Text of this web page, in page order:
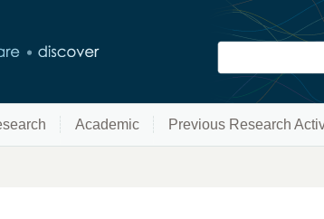
Academic Previous Research